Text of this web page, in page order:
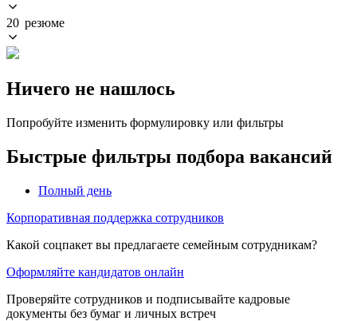
20 резюме
Ничего не нашлось
Попробуйте изменить формулировку или фильтры
Быстрые фильтры подбора вакансий
Полный день
Корпоративная поддержка сотрудников
Какой соцпакет вы предлагаете семейным сотрудникам?
Оформляйте кандидатов онлайн
Проверяйте сотрудников и подписывайте кадровые
документы без бумаг и личных встреч